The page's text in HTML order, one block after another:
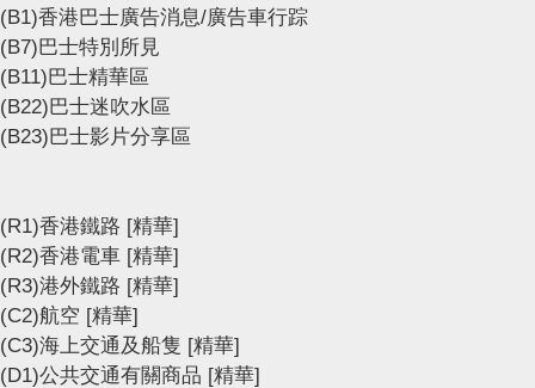
(B1)香港巴士廣告消息/廣告車行踪
(B7)巴士特別所見
(B11)巴士精華區
(B22)巴士迷吹水區
(B23)巴士影片分享區
(R1)香港鐵路 [精華]
(R2)香港電車 [精華]
(R3)港外鐵路 [精華]
(C2)航空 [精華]
(C3)海上交通及船隻 [精華]
(D1)公共交通有關商品 [精華]